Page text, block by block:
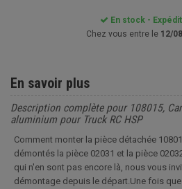
En stock -
Chez vous entre le 12/08
En savoir plus
Description complète pour 108015,
aluminium pour Truck RC HSP
Comment monter la pièce détachée
démontés la pièce 02031 et la pièce
qui n'en sont pas encore là, nous vous
démontage depuis le départ.Une fois